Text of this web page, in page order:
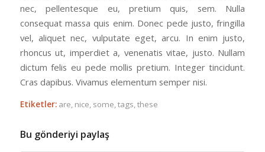
nec, pellentesque eu, pretium quis, sem. Nulla
consequat massa quis enim. Donec pede justo, fringilla
vel, aliquet nec, vulputate eget, arcu. In enim justo,
rhoncus ut, imperdiet a, venenatis vitae, justo. Nullam
dictum felis eu pede mollis pretium. Integer tincidunt.
Cras dapibus. Vivamus elementum semper nisi.
Etiketler: are nice some tags these
Bu gönderiyi paylaş